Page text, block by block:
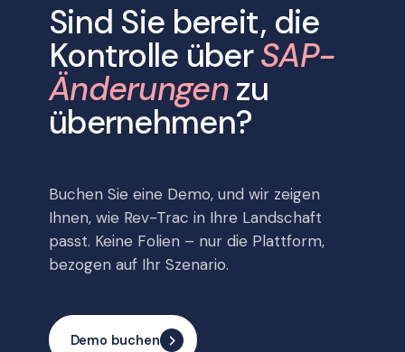
Sind Sie bereit, die
Kontrolle überSAP-
Änderungenzu
übernehmen?
Buchen Sie eine Demo, und wir zeigen
Ihnen, wie Rev-Trac in Ihre Landschaft
passt. Keine Folien – nur die Plattform,
bezogen auf Ihr Szenario.
Demo buchen